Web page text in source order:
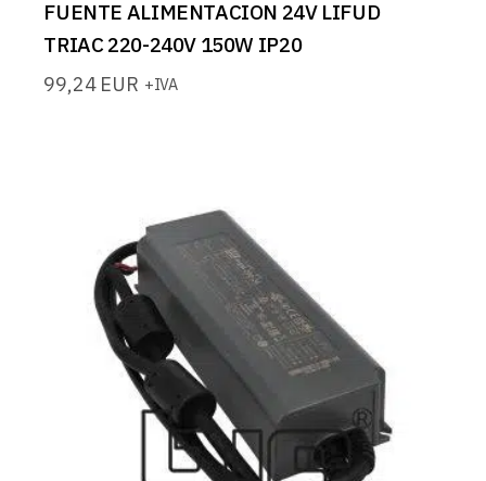
FUENTE ALIMENTACION 24V LIFUD
TRIAC 220-240V 150W IP20
99,24 EUR +IVA